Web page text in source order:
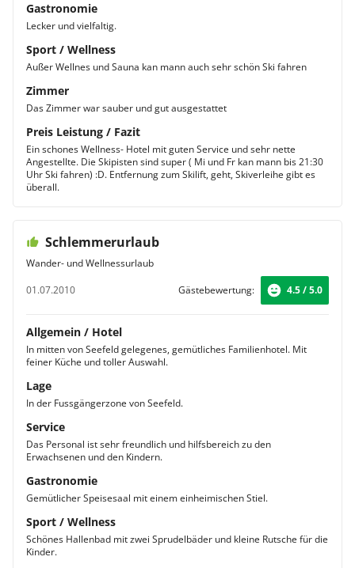
Gastronomie
Lecker und vielfaltig.
Sport / Wellness
Außer Wellnes und Sauna kan mann auch sehr schön Ski fahren
Zimmer
Das Zimmer war sauber und gut ausgestattet
Preis Leistung / Fazit
Ein schones Wellness- Hotel mit guten Service und sehr nette
Angestellte. Die Skipisten sind super ( Mi und Fr kan mann bis 21:30
Uhr Ski fahren) :D. Entfernung zum Skilift, geht, Skiverleihe gibt es
überall.
Schlemmerurlaub
Wander- und Wellnessurlaub
01.07.2010
Gästebewertung: 4.5 / 5.0
Allgemein / Hotel
In mitten von Seefeld gelegenes, gemütliches Familienhotel. Mit
feiner Küche und toller Auswahl.
Lage
In der Fussgängerzone von Seefeld.
Service
Das Personal ist sehr freundlich und hilfsbereich zu den
Erwachsenen und den Kindern.
Gastronomie
Gemütlicher Speisesaal mit einem einheimischen Stiel.
Sport / Wellness
Schönes Hallenbad mit zwei Sprudelbäder und kleine Rutsche für die
Kinder.